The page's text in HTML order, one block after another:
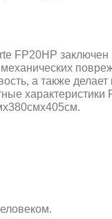
FP20HP заключен
а также
характеристики